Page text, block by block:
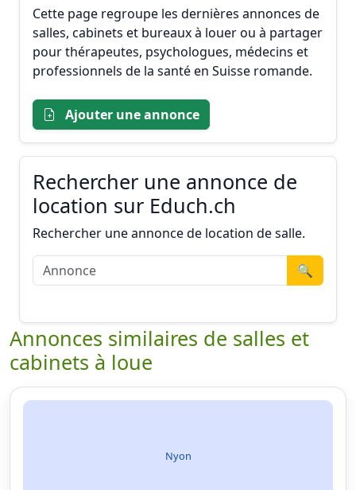
Cette page regroupe les dernières annonces de
salles, cabinets et bureaux à louer ou à partager
pour thérapeutes, psychologues, médecins et
professionnels de la santé en Suisse romande.
Ajouter une annonce
Rechercher une annonce de
location sur Educh.ch
Rechercher une annonce de location de salle.
🔍
Annonces similaires de salles et
cabinets à loue
Nyon